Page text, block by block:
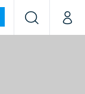
VyhledáváníMůj